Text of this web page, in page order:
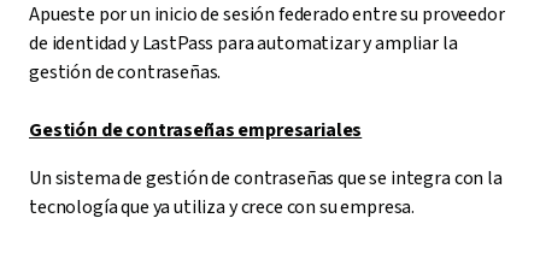
Apueste por un inicio de sesión federado entre su proveedor
de identidad y LastPass para automatizar y ampliar la
gestión de contraseñas.
Gestión de contraseñas empresariales
Un sistema de gestión de contraseñas que se integra con la
tecnología que ya utiliza y crece con su empresa.